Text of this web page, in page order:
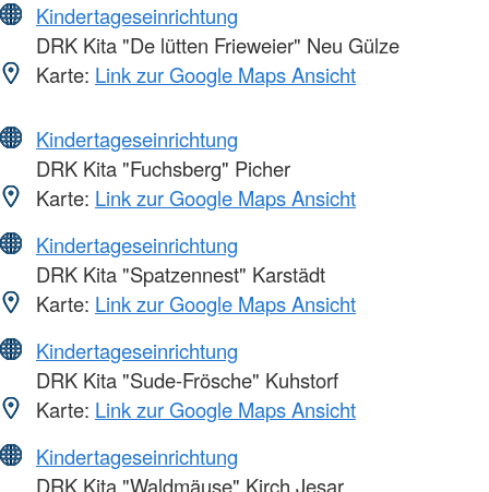
Kindertageseinrichtung
DRK Kita "De lütten Frieweier" Neu Gülze
Karte: Link zur Google Maps Ansicht
Kindertageseinrichtung
DRK Kita "Fuchsberg" Picher
Karte: Link zur Google Maps Ansicht
Kindertageseinrichtung
DRK Kita "Spatzennest" Karstädt
Karte: Link zur Google Maps Ansicht
Kindertageseinrichtung
DRK Kita "Sude-Frösche" Kuhstorf
Karte: Link zur Google Maps Ansicht
Kindertageseinrichtung
DRK Kita "Waldmäuse" Kirch Jesar